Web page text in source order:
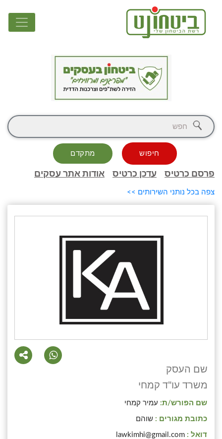
חיפוש מתקדם
פרסם כרטיס עדכן כרטיס אודות אתר עסקים
צפה בכל נותני השירותים >>
שם העסק
משרד עו"ד קמחי
שם הפורש/ת: עמיר קמחי
כתובת מגורים : שוהם
דואל : lawkimhi@gmail.com